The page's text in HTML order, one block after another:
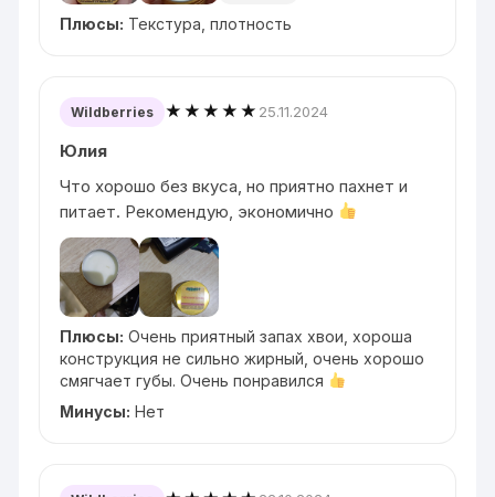
Плюсы: Текстура, плотность
Wildberries ★★★★★ 25.11.2024
Юлия
Что хорошо без вкуса, но приятно пахнет и
питает. Рекомендую, экономично
Плюсы: Очень приятный запах хвои, хороша
конструкция не сильно жирный, очень хорошо
смягчает губы. Очень понравился
Минусы: Нет